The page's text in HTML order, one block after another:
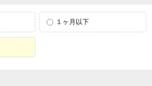
１ヶ月以下